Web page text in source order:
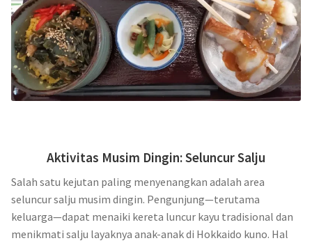
Aktivitas Musim Dingin: Seluncur Salju
Salah satu kejutan paling menyenangkan adalah area
seluncur salju musim dingin. Pengunjung—terutama
keluarga—dapat menaiki kereta luncur kayu tradisional dan
menikmati salju layaknya anak-anak di Hokkaido kuno. Hal